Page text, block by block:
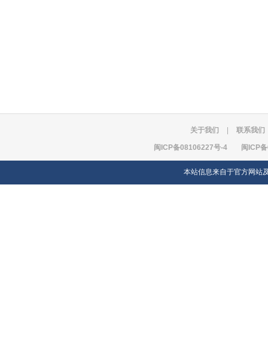
关于我们 联系我们
闽ICP备08106227号-4 闽ICP
本站信息来自于官方网站